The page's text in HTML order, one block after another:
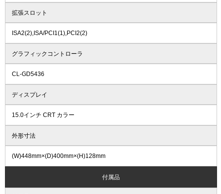
拡張スロット
ISA2(2),ISA/PCI1(1),PCI2(2)
グラフィックコントローラ
CL-GD5436
ディスプレイ
15.0インチ CRT カラー
外形寸法
(W)448mm×(D)400mm×(H)128mm
付属品